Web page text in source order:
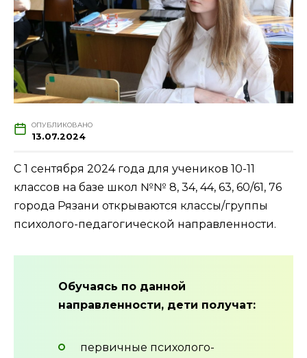
ОПУБЛИКОВАНО
13.07.2024
С 1 сентября 2024 года для учеников 10-11
классов на базе школ №№ 8, 34, 44, 63, 60/61, 76
города Рязани открываются классы/группы
психолого-педагогической направленности.
Обучаясь по данной
направленности, дети получат:
первичные психолого-